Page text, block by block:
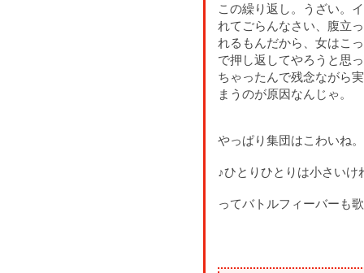
この繰り返し。うざい。
れてごらんなさい、腹立
れるもんだから、女はこ
で押し返してやろうと思
ちゃったんで残念ながら
まうのが原因なんじゃ。
やっぱり集団はこわいね
♪ひとりひとりは小さい
ってバトルフィーバーも